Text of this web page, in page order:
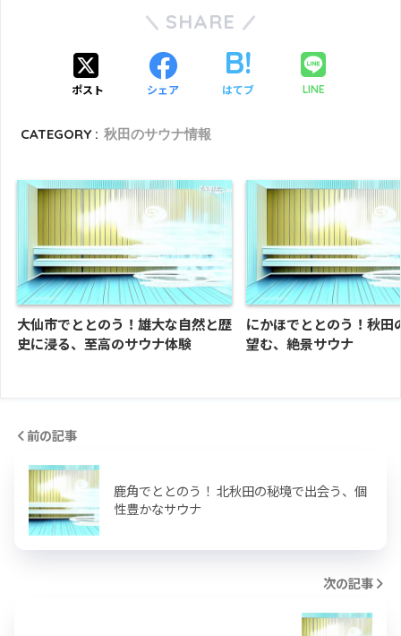
SHARE
ポスト シェア はてブ LINE
CATEGORY : 秋田のサウナ情報
大仙市でととのう！雄大な自然と歴
史に浸る、至高のサウナ体験
にかほでととのう！秋田
望む、絶景サウナ
前の記事
鹿角でととのう！ 北秋田の秘境で出会う、個
性豊かなサウナ
次の記事